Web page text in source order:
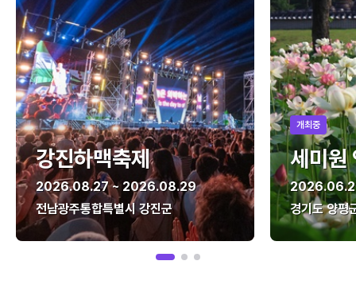
강진하맥축제
2026.08.27 ~ 2026.08.29
전남광주통합특별시 강진군
개최중
세미원
경기도 양평